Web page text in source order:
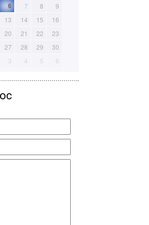
6 7 8
9
13 14 15
16
20 21 22
23
27 28 29
30
3 4 5 6